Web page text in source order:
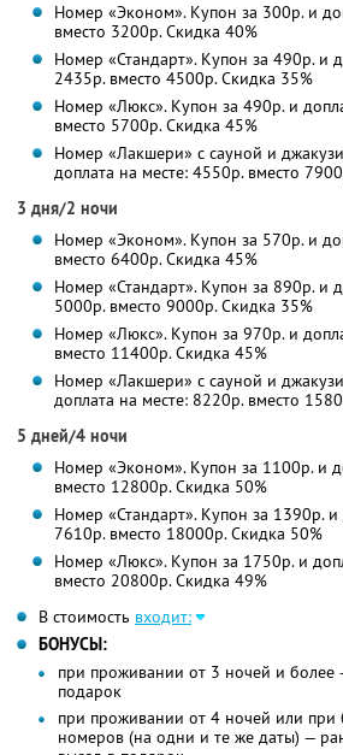
Номер «Эконом». Купон за 300р. и
вместо 3200р. Скидка 40%
Номер «Стандарт». Купон за 490р. и
2435р. вместо 4500р. Скидка 35%
Номер «Люкс». Купон за 490р. и
вместо 5700р.Скидка 45%
Номер «Лакшери» с сауной и
доплата на месте: 4550р. вместо
3 дня/2 ночи
Номер «Эконом». Купон за 570р. и
вместо 6400р. Скидка 45%
Номер «Стандарт». Купон за 890р. и
5000р. вместо 9000р. Скидка 35%
Номер «Люкс». Купон за 970р. и
вместо 11400р.Скидка 45%
Номер «Лакшери» с сауной и
доплата на месте: 8220р. вместо
5 дней/4 ночи
Номер «Эконом». Купон за 1100р. и
вместо 12800р. Скидка 50%
Номер «Стандарт». Купон за 1390р. и
7610р. вместо 18000р. Скидка 50%
Номер «Люкс». Купон за 1750р. и
вместо 20800р. Скидка 49%
В стоимость входит:
БОНУСЫ:
при проживании от 3 ночей и более
подарок
при проживании от 4 ночей или
номеров (на одни и те же даты) —